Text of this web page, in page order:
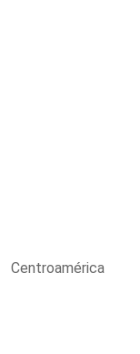
Centroamérica